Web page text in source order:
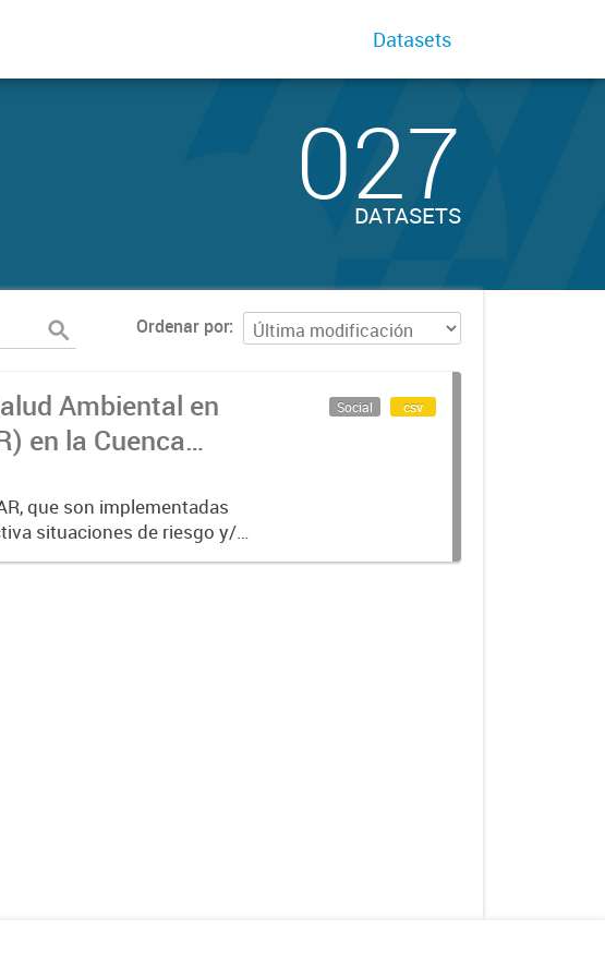
Datasets
027
DATASETS
Ordenar por
Ambiental en
en la Cuenca
que son implementadas
situaciones de riesgo y/o
no emergentes
Social csv